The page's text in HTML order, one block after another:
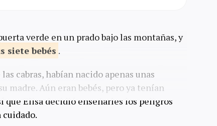
verde en un prado bajo las montañas, y
sietebebés .
cabras, habían nacido apenas unas
madre. Aún eran bebés, pero ya tenían
que Elisa decidió enseñarles los peligros